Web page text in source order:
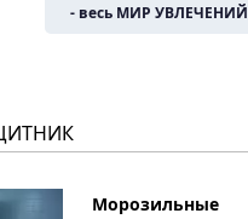
- весь МИР УВЛЕЧЕНИЙ
Морозильные